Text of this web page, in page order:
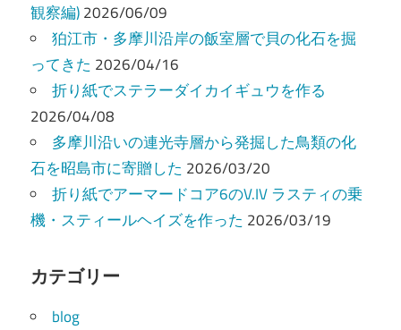
観察編)2026/06/09
狛江市・多摩川沿岸の飯室層で貝の化石を掘
ってきた 2026/04/16
折り紙でステラーダイカイギュウを作る
2026/04/08
多摩川沿いの連光寺層から発掘した鳥類の化
石を昭島市に寄贈した 2026/03/20
折り紙でアーマードコア6のV.IV ラスティの乗
機・スティールヘイズを作った 2026/03/19
カテゴリー
blog